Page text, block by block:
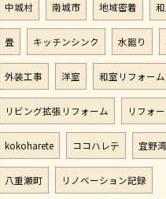
中城村 南城市 地域密着
畳 キッチンシンク 水廻り
外装工事 洋室 和室リフォーム
リビング拡張リフォーム リフォ
kokoharete ココハレテ 宜野湾
八重瀬町 リノベーション記録